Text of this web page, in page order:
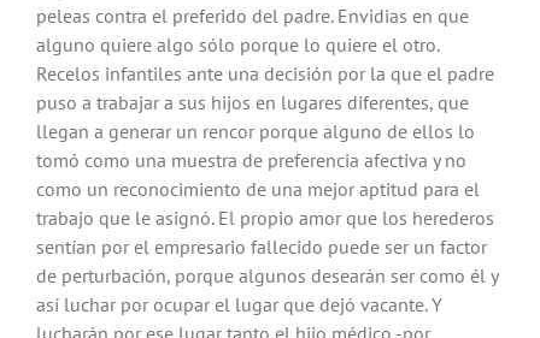
peleas contra el preferido del padre. Envidias en que
alguno quiere algo sólo porque lo quiere el otro.
Recelos infantiles ante una decisión por la que el padre
puso a trabajar a sus hijos en lugares diferentes, que
llegan a generar un rencor porque alguno de ellos lo
tomó como una muestra de preferencia afectiva y no
como un reconocimiento de una mejor aptitud para el
trabajo que le asignó. El propio amor que los herederos
sentían por el empresario fallecido puede ser un factor
de perturbación, porque algunos desearán ser como él y
así luchar por ocupar el lugar que dejó vacante. Y
lucharán por ese lugar tanto el hijo médico -por